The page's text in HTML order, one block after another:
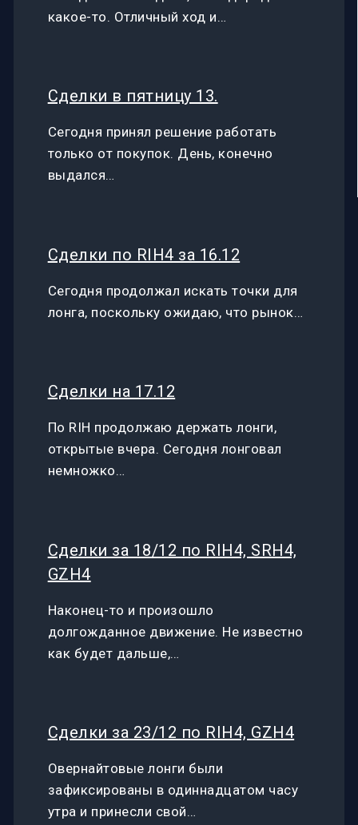
какое-то. Отличный ход и…
Сделки в пятницу 13.
Сегодня принял решение работать
только от покупок. День, конечно
выдался…
Сделки по RIH4 за 16.12
Сегодня продолжал искать точки для
лонга, поскольку ожидаю, что рынок…
Сделки на 17.12
По RIH продолжаю держать лонги,
открытые вчера. Сегодня лонговал
немножко…
Сделки за 18/12 по RIH4, SRH4,
GZH4
Наконец-то и произошло
долгожданное движение. Не известно
как будет дальше,…
Сделки за 23/12 по RIH4, GZH4
Овернайтовые лонги были
зафиксированы в одиннадцатом часу
утра и принесли свой…